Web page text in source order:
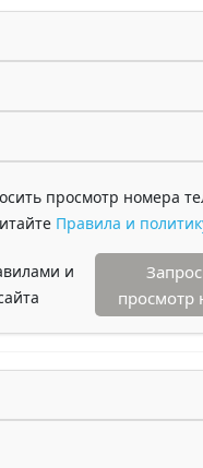
просмотр номера
Правила и
и
просмотр